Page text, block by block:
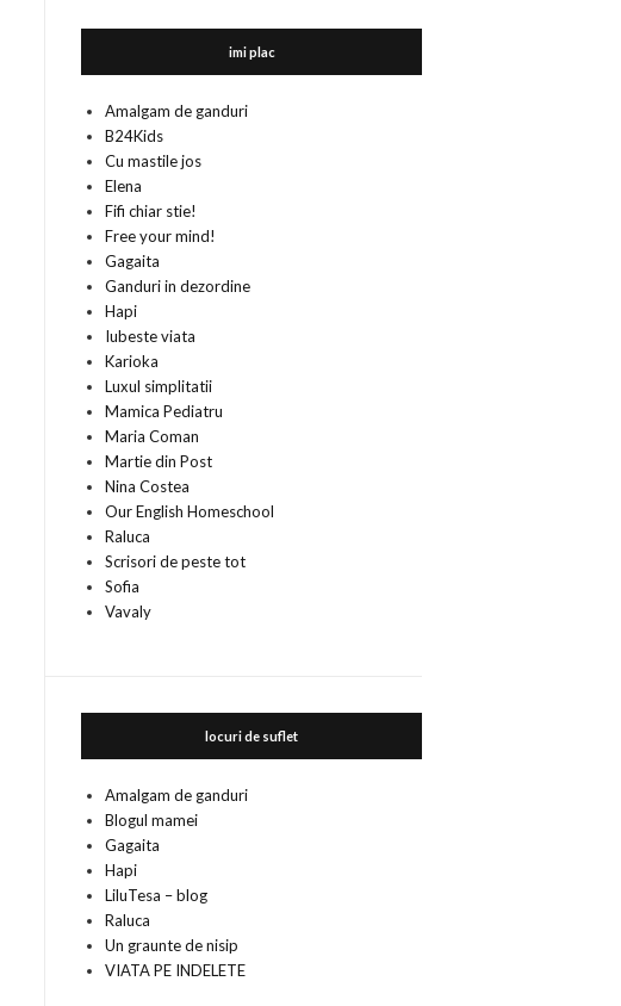
imi plac
Amalgam de ganduri
B24Kids
Cu mastile jos
Elena
Fifi chiar stie!
Free your mind!
Gagaita
Ganduri in dezordine
Hapi
Iubeste viata
Karioka
Luxul simplitatii
Mamica Pediatru
Maria Coman
Martie din Post
Nina Costea
Our English Homeschool
Raluca
Scrisori de peste tot
Sofia
Vavaly
locuri de suflet
Amalgam de ganduri
Blogul mamei
Gagaita
Hapi
LiluTesa – blog
Raluca
Un graunte de nisip
VIATA PE INDELETE